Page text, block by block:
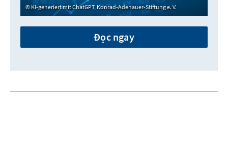
KI-generiert mit ChatGPT, Konrad-Adenauer-Stiftung e. V.
Đọc ngay